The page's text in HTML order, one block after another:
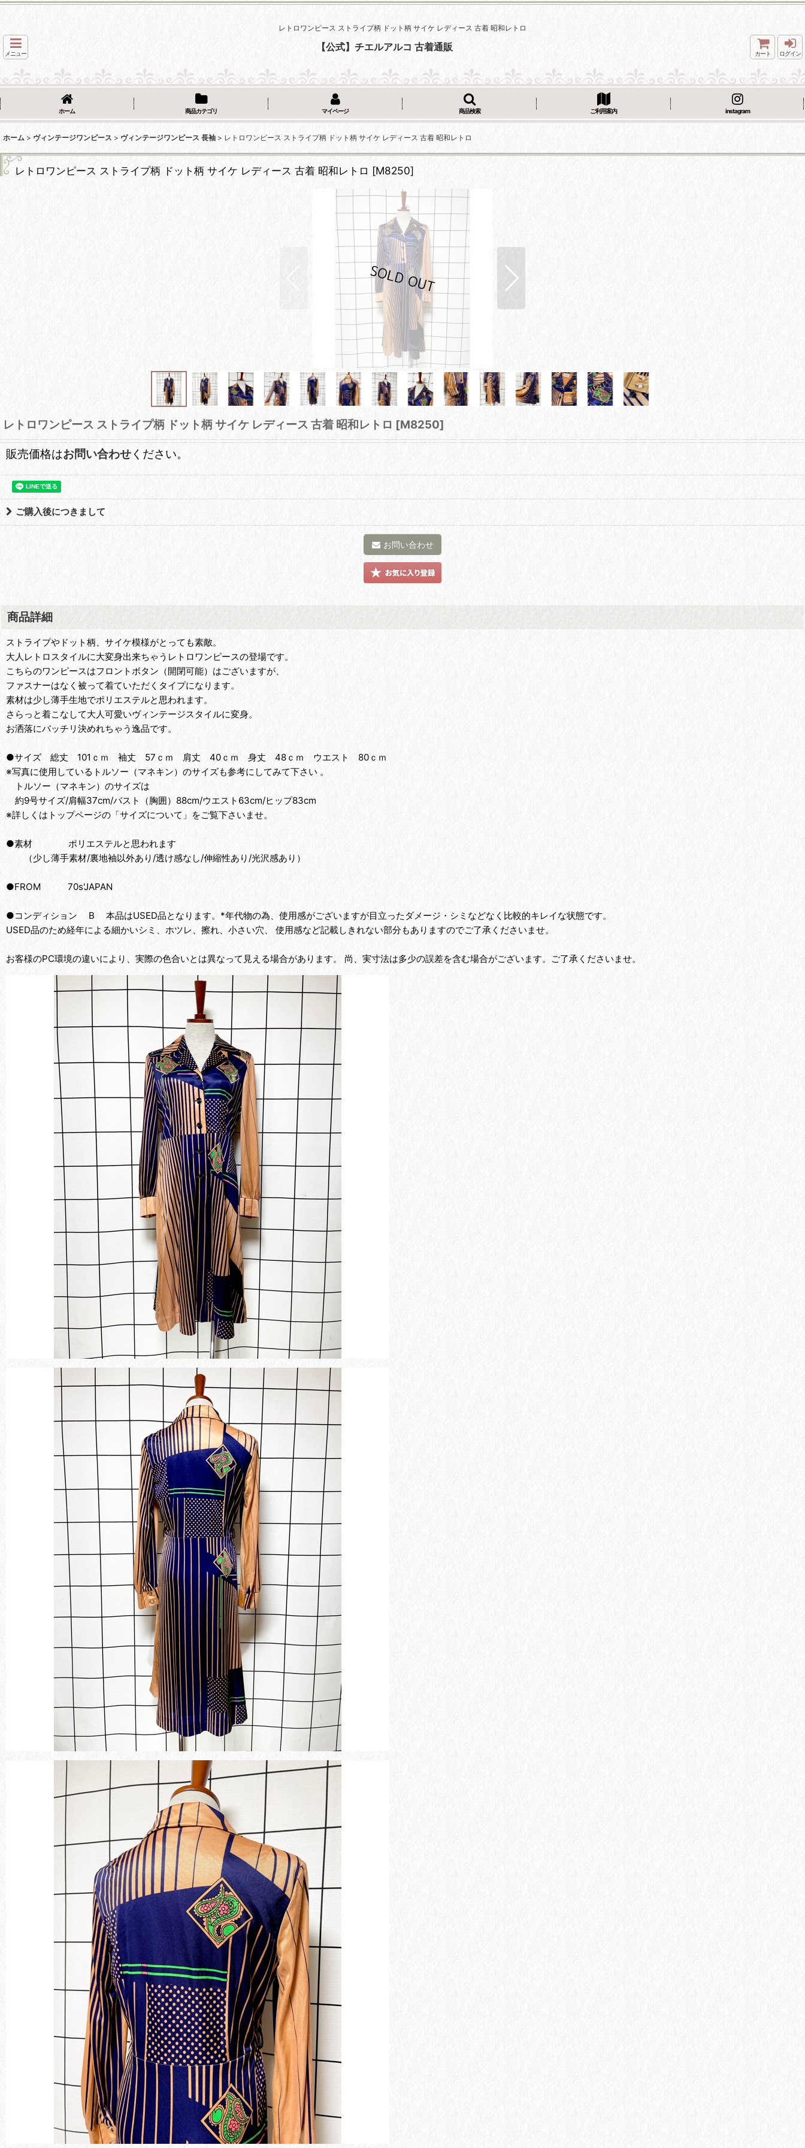
レトロワンピース ストライプ柄 ドット柄 サイケ レディース 古着 昭和レトロ
メニュー
【公式】チエルアルコ 古着通販
カート ログイン
ホーム 商品カテゴリ マイページ 商品検索 ご利用案内 instagram
ホーム > ヴィンテージワンピース > ヴィンテージワンピース 長袖 > レトロワンピース ストライプ柄 ドット柄 サイケ レディース 古着 昭和レトロ
レトロワンピース ストライプ柄 ドット柄 サイケ レディース 古着 昭和レトロ [M8250]
レトロワンピース ストライプ柄 ドット柄 サイケ レディース 古着 昭和レトロ [M8250]
販売価格はお問い合わせ ください。
ご購入後につきまして
お問い合わせ
商品詳細
ストライプやドット柄、サイケ模様がとっても素敵。
大人レトロスタイルに大変身出来ちゃうレトロワンピースの登場です。
こちらのワンピースはフロントボタン（開閉可能）はございますが、
ファスナーはなく被って着ていただくタイプになります。
素材は少し薄手生地でポリエステルと思われます。
さらっと着こなして大人可愛いヴィンテージスタイルに変身。
お洒落にバッチリ決めれちゃう逸品です。
●サイズ 総丈 101ｃｍ 袖丈 57ｃｍ 肩丈 40ｃｍ 身丈 48ｃｍ ウエスト 80ｃｍ
※写真に使用しているトルソー（マネキン）のサイズも参考にしてみて下さい 。
トルソー（マネキン）のサイズは
約9号サイズ/肩幅37cm/バスト（胸囲）88cm/ウエスト63cm/ヒップ83cm
※詳しくはトップページの「サイズについて」をご覧下さいませ。
●素材 ポリエステルと思われます
（少し薄手素材/裏地袖以外あり/透け感なし/伸縮性あり/光沢感あり）
●FROM 70s'JAPAN
●コンディション B 本品はUSED品となります。*年代物の為、使用感がございますが目立ったダメージ・シミなどなく比較的キレイな状態です。
USED品のため経年による細かいシミ、ホツレ、擦れ、小さい穴、 使用感など記載しきれない部分もありますのでご了承くださいませ。
お客様のPC環境の違いにより、実際の色合いとは異なって見える場合があります。 尚、実寸法は多少の誤差を含む場合がございます。ご了承くださいませ。